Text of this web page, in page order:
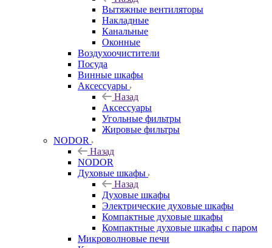
Вытяжные вентиляторы
Накладные
Канальные
Оконные
Воздухоочистители
Посуда
Винные шкафы
Аксессуары
Назад
Аксессуары
Угольные фильтры
Жировые фильтры
NODOR
Назад
NODOR
Духовые шкафы
Назад
Духовые шкафы
Электрические духовые шкафы
Компактные духовые шкафы
Компактные духовые шкафы с паром
Микроволновые печи